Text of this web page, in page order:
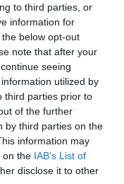
to third parties, or
information for
below opt-out
note that after your
seeing
utilized by
third parties prior to
of the further
by third parties on the
information may
on the IAB’s List of
disclose it to other